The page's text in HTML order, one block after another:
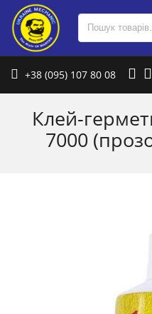
+38 (095) 107 80 08
Клей-
7000